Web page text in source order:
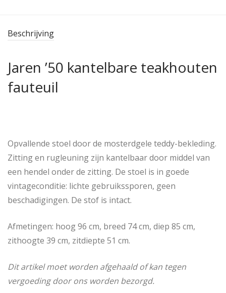
Beschrijving
Jaren ’50 kantelbare teakhouten
fauteuil
Opvallende stoel door de mosterdgele teddy-bekleding.
Zitting en rugleuning zijn kantelbaar door middel van
een hendel onder de zitting. De stoel is in goede
vintageconditie: lichte gebruikssporen, geen
beschadigingen. De stof is intact.
Afmetingen: hoog 96 cm, breed 74 cm, diep 85 cm,
zithoogte 39 cm, zitdiepte 51 cm.
Dit artikel moet worden afgehaald of kan tegen
vergoeding door ons worden bezorgd.